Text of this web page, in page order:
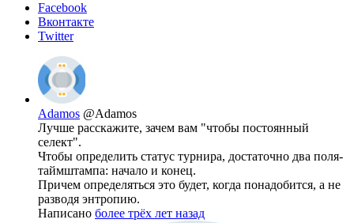
Facebook
Вконтакте
Twitter
Adamos @Adamos
Лучше расскажите, зачем вам "чтобы постоянный
селект".
Чтобы определить статус турнира, достаточно два поля-
таймштампа: начало и конец.
Причем определяться это будет, когда понадобится, а не
разводя энтропию.
Написано более трёх лет назад